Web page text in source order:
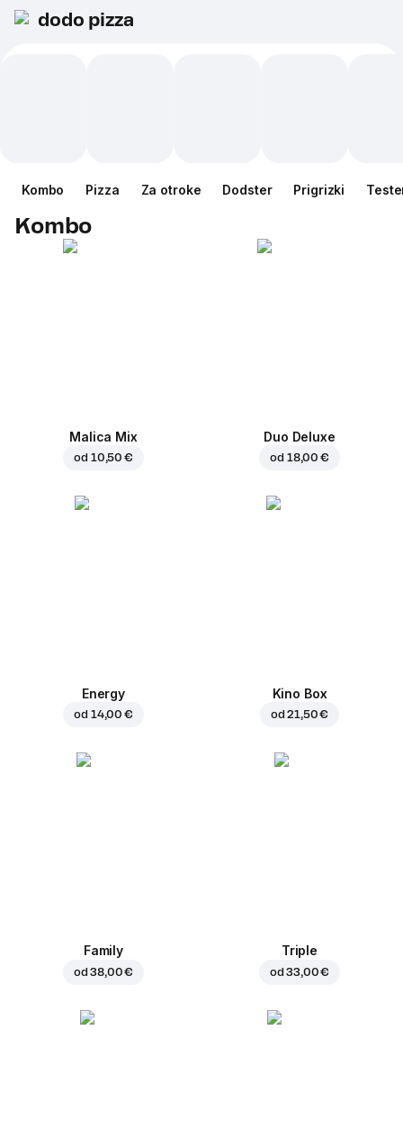
dodo pizza
Kombo Pizza Za otroke Dodster Prigrizki
Kombo
Malica Mix
od 10,50 €
Duo Deluxe
od 18,00 €
Energy
od 14,00 €
Kino Box
od21,50 €
Family
od38,00 €
Triple
od33,00 €